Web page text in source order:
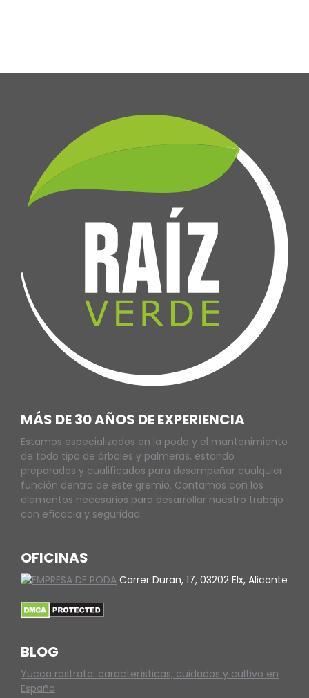
MÁS DE 30 AÑOS DE EXPERIENCIA
Estamos especializados en la poda y el mantenimiento
de todo tipo de árboles y palmeras, estando
preparados y cualificados para desempeñar cualquier
función dentro de este gremio. Contamos con los
elementos necesarios para desarrollar nuestro trabajo
con eficacia y seguridad.
OFICINAS
Carrer Duran, 17, 03202 Elx, Alicante
BLOG
Yucca rostrata: características, cuidados y cultivo en
España